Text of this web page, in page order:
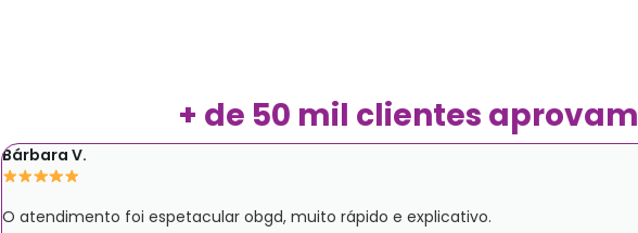
+ de 50 mil clientes aprovam
Bárbara V.
O atendimento foi espetacular obgd, muito rápido e explicativo.